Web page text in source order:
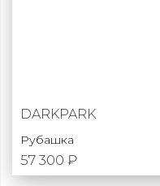
DARKPARK
Рубашка
57 300 ₽